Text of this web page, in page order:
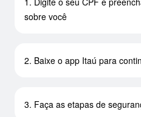
sobre você
2. Baixe o app Itaú para
3. Faça as etapas de